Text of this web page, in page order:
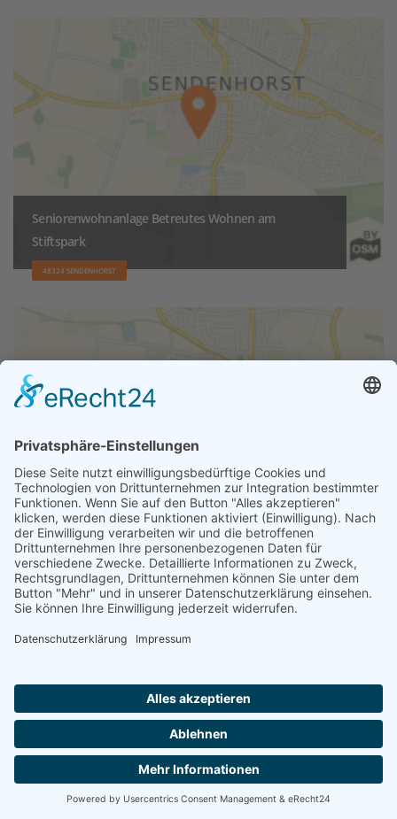
Seniorenwohnanlage Betreutes Wohnen am
Stiftspark
48324 SENDENHORST
pro.cura Service Wohnen Sendenhorst
48324 SENDENHORST